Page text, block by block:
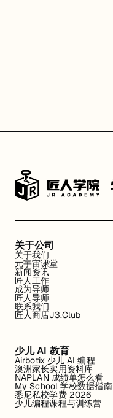
关于公司
关于我们
元宇宙课堂
新闻资讯
匠人工作
成为导师
匠人导师
联系我们
匠人商店J3.Club
少儿 AI 教育
Airbotix 少儿 AI 编程
澳洲家长实用资料库
NAPLAN 成绩单怎么看
My School 学校数据指南
悉尼私校学费 2026
少儿编程课程与训练营